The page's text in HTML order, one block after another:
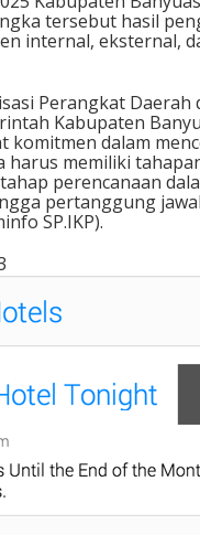
tersebut hasil
internal, eksternal,
Perangkat Daerah
Kabupaten
komitmen dalam
harus memiliki
perencanaan
pertanggung
SP.IKP).